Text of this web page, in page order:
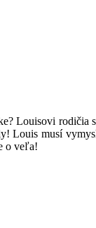
Louisovi
Louis musí
o veľa!